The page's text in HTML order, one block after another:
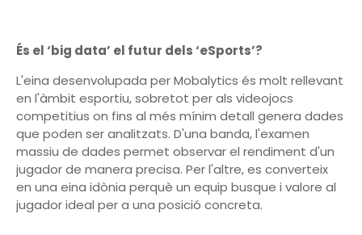
És el ‘big data’ el futur dels ‘eSports’?
L'eina desenvolupada per Mobalytics és molt rellevant
en l'àmbit esportiu, sobretot per als videojocs
competitius on fins al més mínim detall genera dades
que poden ser analitzats. D'una banda, l'examen
massiu de dades permet observar el rendiment d'un
jugador de manera precisa. Per l'altre, es converteix
en una eina idònia perquè un equip busque i valore al
jugador ideal per a una posició concreta.